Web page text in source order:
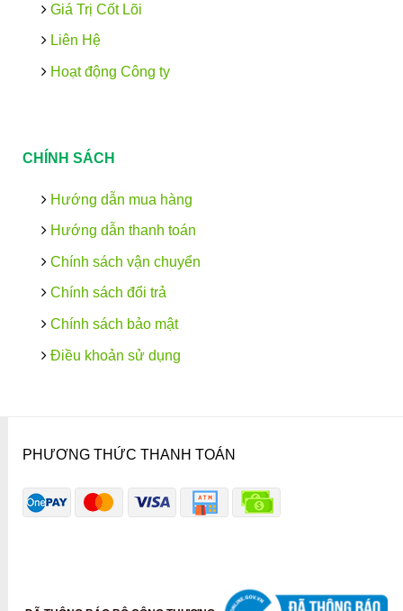
Giá Trị Cốt Lõi
Liên Hệ
Hoạt động Công ty
CHÍNH SÁCH
Hướng dẫn mua hàng
Hướng dẫn thanh toán
Chính sách vận chuyển
Chính sách đổi trả
Chính sách bảo mật
Điều khoản sử dụng
PHƯƠNG THỨC THANH TOÁN